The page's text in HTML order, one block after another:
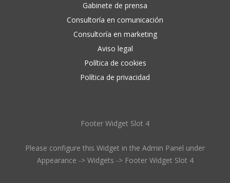
Gabinete de prensa
Consultoría en comunicación
Consultoría en marketing
Aviso legal
Política de cookies
Política de privacidad
Footer Widget Slot 4
Please configure this Widget in the Admin Panel under
Appearance -> Widgets -> Footer Widget Slot 4